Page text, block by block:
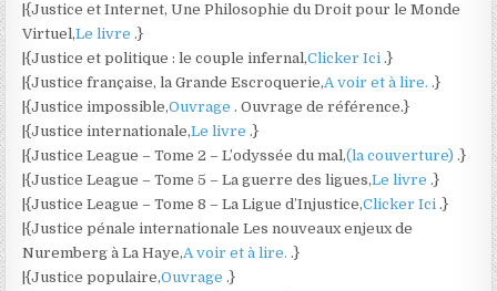
|{Justice et Internet, Une Philosophie du Droit pour le Monde
Virtuel,Le livre.}
|{Justice et politique : le couple infernal,Clicker Ici.}
|{Justice française, la Grande Escroquerie,A voir et à lire..}
|{Justice impossible,Ouvrage. Ouvrage de référence.}
|{Justice internationale,Le livre.}
|{Justice League – Tome 2 – L’odyssée du mal,(la couverture).}
|{Justice League – Tome 5 – La guerre des ligues,Le livre.}
|{Justice League – Tome 8 – La Ligue d’Injustice,Clicker Ici.}
|{Justice pénale internationale Les nouveaux enjeux de
Nuremberg à La Haye,A voir et à lire..}
|{Justice populaire,Ouvrage.}